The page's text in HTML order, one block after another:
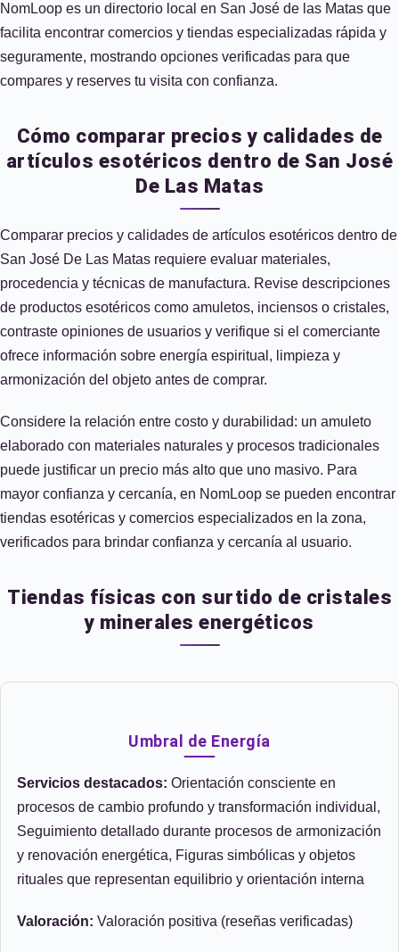
NomLoop es un directorio local en San José de las Matas que
facilita encontrar comercios y tiendas especializadas rápida y
seguramente, mostrando opciones verificadas para que
compares y reserves tu visita con confianza.
Cómo comparar precios y calidades de
artículos esotéricos dentro de San José
De Las Matas
Comparar precios y calidades de artículos esotéricos dentro de
San José De Las Matas requiere evaluar materiales,
procedencia y técnicas de manufactura. Revise descripciones
de productos esotéricos como amuletos, inciensos o cristales,
contraste opiniones de usuarios y verifique si el comerciante
ofrece información sobre energía espiritual, limpieza y
armonización del objeto antes de comprar.
Considere la relación entre costo y durabilidad: un amuleto
elaborado con materiales naturales y procesos tradicionales
puede justificar un precio más alto que uno masivo. Para
mayor confianza y cercanía, en NomLoop se pueden encontrar
tiendas esotéricas y comercios especializados en la zona,
verificados para brindar confianza y cercanía al usuario.
Tiendas físicas con surtido de cristales
y minerales energéticos
Umbral de Energía
Servicios destacados: Orientación consciente en
procesos de cambio profundo y transformación individual,
Seguimiento detallado durante procesos de armonización
y renovación energética, Figuras simbólicas y objetos
rituales que representan equilibrio y orientación interna
Valoración: Valoración positiva (reseñas verificadas)